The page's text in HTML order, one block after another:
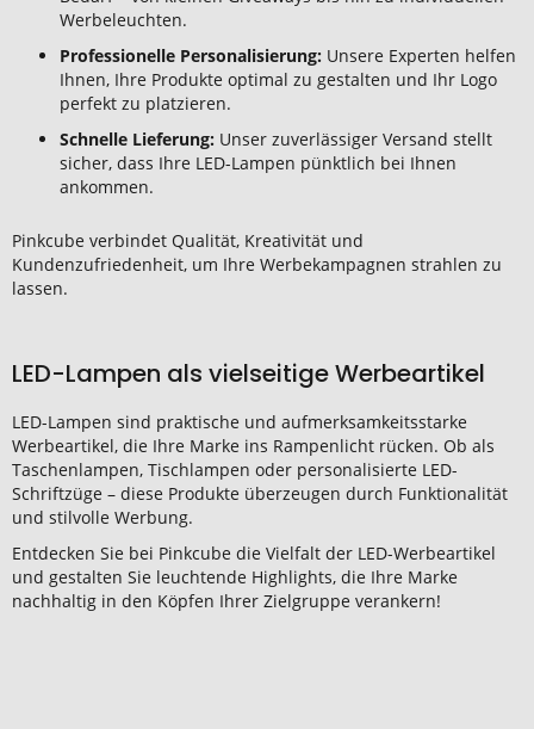
Werbeleuchten.
Professionelle Personalisierung: Unsere Experten helfen
Ihnen, Ihre Produkte optimal zu gestalten und Ihr Logo
perfekt zu platzieren.
Schnelle Lieferung: Unser zuverlässiger Versand stellt
sicher, dass Ihre LED-Lampen pünktlich bei Ihnen
ankommen.
Pinkcube verbindet Qualität, Kreativität und
Kundenzufriedenheit, um Ihre Werbekampagnen strahlen zu
lassen.
LED-Lampen als vielseitige Werbeartikel
LED-Lampen sind praktische und aufmerksamkeitsstarke
Werbeartikel, die Ihre Marke ins Rampenlicht rücken. Ob als
Taschenlampen, Tischlampen oder personalisierte LED-
Schriftzüge – diese Produkte überzeugen durch Funktionalität
und stilvolle Werbung.
Entdecken Sie bei Pinkcube die Vielfalt der LED-Werbeartikel
und gestalten Sie leuchtende Highlights, die Ihre Marke
nachhaltig in den Köpfen Ihrer Zielgruppe verankern!